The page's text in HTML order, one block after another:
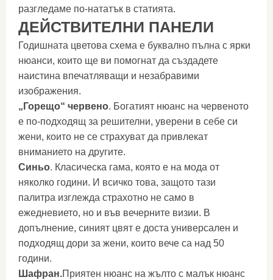
разгледаме по-нататък в статията.
ДЕЙСТВИТЕЛНИ ПАНЕЛИ
Годишната цветова схема е буквално пълна с ярки
нюанси, които ще ви помогнат да създадете
наистина впечатляващи и незабравими
изображения.
„Горещо“ червено. Богатият нюанс на червеното
е по-подходящ за решителни, уверени в себе си
жени, които не се страхуват да привлекат
вниманието на другите.
Синьо. Класическа гама, която е на мода от
няколко години. И всичко това, защото тази
палитра изглежда страхотно не само в
ежедневието, но и във вечерните визии. В
допълнение, синият цвят е доста универсален и
подходящ дори за жени, които вече са над 50
години.
Шафран.Приятен нюанс на жълто с малък нюанс